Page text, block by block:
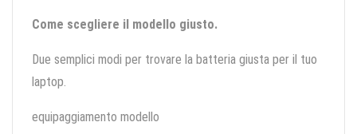
Come scegliere il modello giusto.
Due semplici modi per trovare la batteria giusta per il tuo
laptop.
equipaggiamento modello